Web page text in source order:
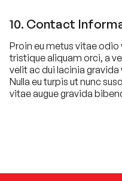
10. Contact
Proin eu metus vitae
tristique aliquam orci, a
velit ac dui lacinia gravida
Nulla eu turpis ut nunc
vitae augue gravida